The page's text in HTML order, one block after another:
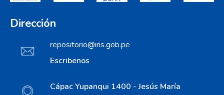
Dirección
repositorio@ins.gob.pe
Escribenos
Cápac Yupanqui 1400 - Jesús María